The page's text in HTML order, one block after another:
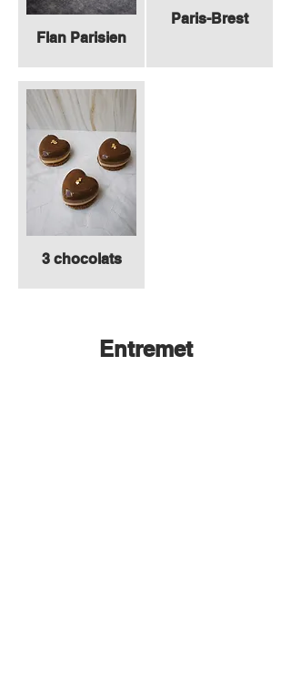
Flan Parisien
Paris-Brest
3 chocolats
Entremet